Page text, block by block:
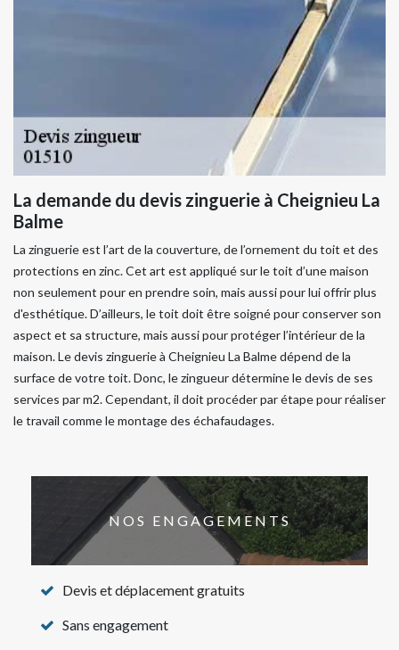
La demande du devis zinguerie à Cheignieu La
Balme
La zinguerie est l’art de la couverture, de l’ornement du toit et des
protections en zinc. Cet art est appliqué sur le toit d’une maison
non seulement pour en prendre soin, mais aussi pour lui offrir plus
d'esthétique. D’ailleurs, le toit doit être soigné pour conserver son
aspect et sa structure, mais aussi pour protéger l’intérieur de la
maison. Le devis zinguerie à Cheignieu La Balme dépend de la
surface de votre toit. Donc, le zingueur détermine le devis de ses
services par m2. Cependant, il doit procéder par étape pour réaliser
le travail comme le montage des échafaudages.
NOS ENGAGEMENTS
Devis et déplacement gratuits
Sans engagement